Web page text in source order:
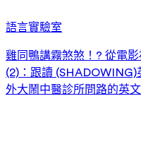
語言實驗室
雞同鴨講霧煞煞！? 從電
(2)：跟讀 (SHADOWING)
外大鬧中醫診所問路的英文